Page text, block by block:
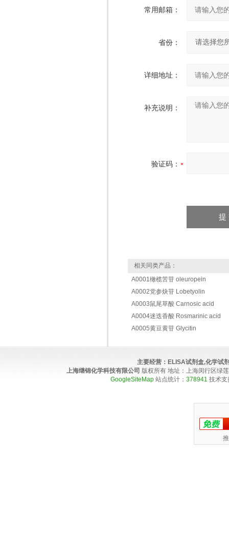
常用邮箱：
省份：
详细地址：
补充说明：
验证码：
相关同类产品：
A0001橄榄苦苷 oleuropein
A0002党参炔苷 Lobetyolin
A0003鼠尾草酸 Carnosic acid
A0004迷迭香酸 Rosmarinic acid
A0005黄豆黄苷 Glycitin
主要经营： ELISA试剂盒,化学试
上海继锦化学科技有限公司 版权所有 地址：上海闵行区绿
GoogleSiteMap 站点统计： 378941 技术支